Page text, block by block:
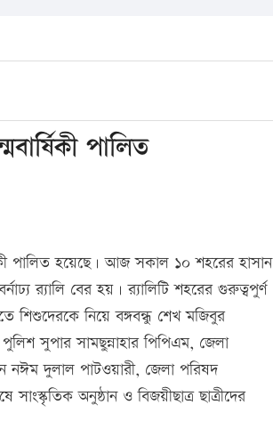
পালিত
পালিত হয়েছে। আজ সকাল ১০ শহরের হাসান
র‌্যালি বের হয়। র‌্যালিটি শহরের গুরুত্বপুর্ণ
শিশুদেরকে নিয়ে বঙ্গবন্ধু শেখ মজিবুর
সুপার সামছুন্নাহার পিপিএম, জেলা
দুলাল পাটওয়ারী, জেলা পরিষদ
অনুষ্ঠান ও বিজয়ীছাত্র ছাত্রীদের